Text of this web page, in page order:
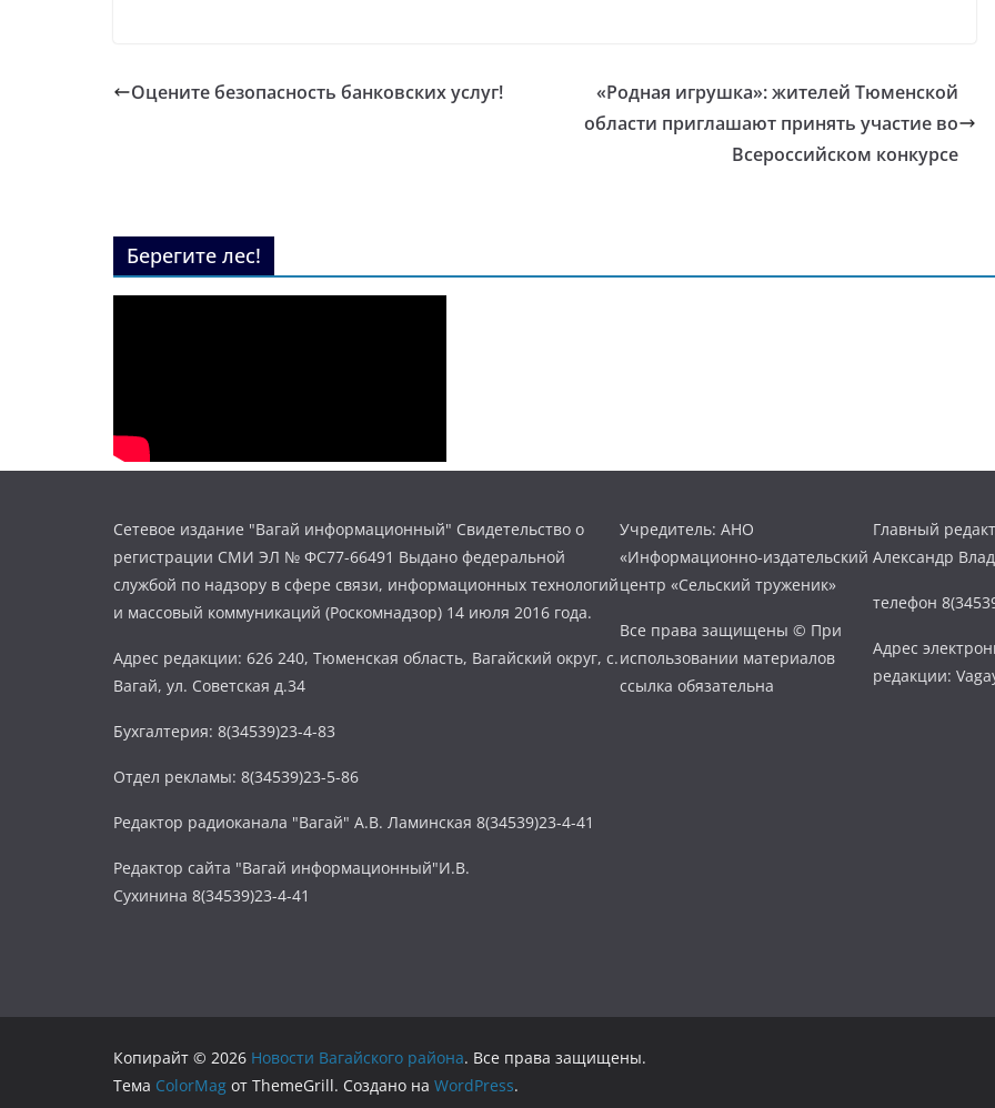
Оцените безопасность банковских услуг!
«Родная игрушка»: жителей Тюменской
области приглашают принять участие во
Всероссийском конкурсе
Берегите лес!
Сетевое издание "Вагай информационный" Свидетельство о
регистрации СМИ ЭЛ № ФС77-66491 Выдано федеральной
службой по надзору в сфере связи, информационных технологий
и массовый коммуникаций (Роскомнадзор) 14 июля 2016 года.
Адрес редакции: 626 240, Тюменская область, Вагайский округ, с.
Вагай, ул. Советская д.34
Бухгалтерия: 8(34539)23-4-83
Отдел рекламы: 8(34539)23-5-86
Редактор радиоканала "Вагай" А.В. Ламинская 8(34539)23-4-41
Редактор сайта "Вагай информационный"И.В.
Сухинина 8(34539)23-4-41
Учредитель: АНО
«Информационно-издательский
центр «Сельский труженик»
Все права защищены © При
использовании материалов
ссылка обязательна
Главный
Александр
телефон
Адрес
редакции:
Копирайт © 2026 Новости Вагайского района. Все права защищены.
Тема ColorMag от ThemeGrill. Создано на WordPress.